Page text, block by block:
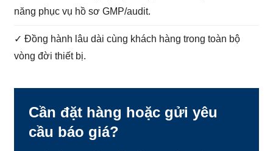
năng phục vụ hồ sơ GMP/audit.
✓ Đồng hành lâu dài cùng khách hàng trong toàn bộ
vòng đời thiết bị.
Cần đặt hàng hoặc gửi yêu
cầu báo giá?